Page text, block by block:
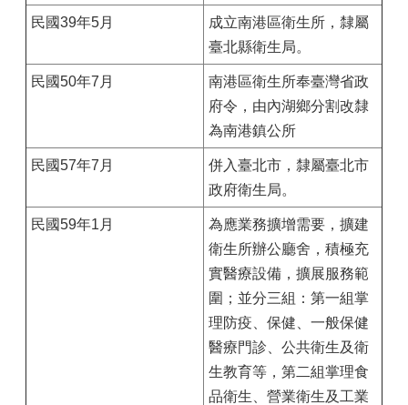
民國39年5月
成立南港區衛生所，隸屬
臺北縣衛生局。
民國50年7月
南港區衛生所奉臺灣省政
府令，由內湖鄉分割改隸
為南港鎮公所
民國57年7月
併入臺北市，隸屬臺北市
政府衛生局。
民國59年1月
為應業務擴增需要，擴建
衛生所辦公廳舍，積極充
實醫療設備，擴展服務範
圍；並分三組：第一組掌
理防疫、保健、一般保健
醫療門診、公共衛生及衛
生教育等，第二組掌理食
品衛生、營業衛生及工業